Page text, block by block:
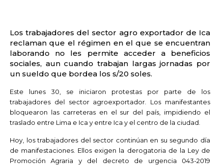
Los trabajadores del sector agro exportador de Ica
reclaman que el régimen en el que se encuentran
laborando no les permite acceder a beneficios
sociales, aun cuando trabajan largas jornadas por
un sueldo que bordea los s/20 soles.
Este lunes 30, se iniciaron protestas por parte de los
trabajadores del sector agroexportador. Los manifestantes
bloquearon las carreteras en el sur del país, impidiendo el
traslado entre Lima e Ica y entre Ica y el centro de la ciudad.
Hoy, los trabajadores del sector continúan en su segundo día
de manifestaciones. Ellos exigen la derogatoria de la Ley de
Promoción Agraria y del decreto de urgencia 043-2019